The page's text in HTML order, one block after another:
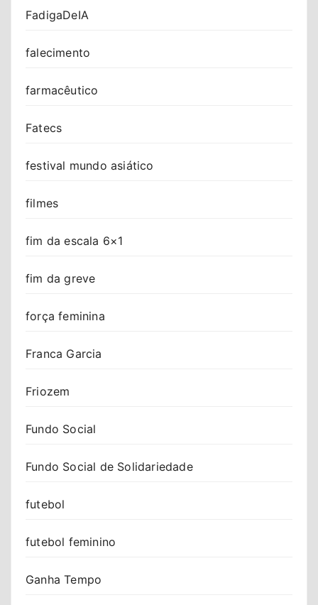
FadigaDeIA
falecimento
farmacêutico
Fatecs
festival mundo asiático
filmes
fim da escala 6×1
fim da greve
força feminina
Franca Garcia
Friozem
Fundo Social
Fundo Social de Solidariedade
futebol
futebol feminino
Ganha Tempo